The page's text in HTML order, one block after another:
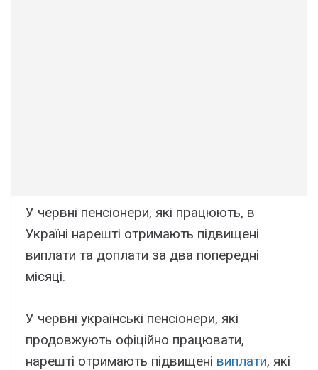
У червні пенсіонери, які працюють, в
Україні нарешті отримають підвищені
виплати та доплати за два попередні
місяці.
У червні українські пенсіонери, які
продовжують офіційно працювати,
нарешті отримають підвищені виплати, які